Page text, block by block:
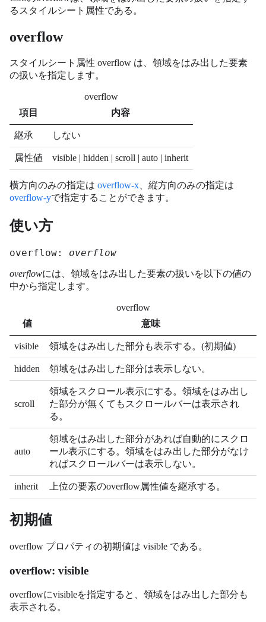
るスタイルシート属性である。
overflow
スタイルシート属性 overflow は、領域をはみ出した要素
の扱いを指定します。
overflow
項目
内容
継承 しない
属性値 visible | hidden | scroll | auto | inherit
横方向のみの指定は overflow-x 、縦方向のみの指定は
overflow-yで指定することができます。
使い方
overflow: overflow
overflowには、領域をはみ出した要素の扱いを以下の値の
中から指定します。
overflow
値
意味
visible 領域をはみ出した部分も表示する。(初期値)
hidden 領域をはみ出した部分は表示しない。
scroll
領域をスクロール表示にする。領域をはみ出し
た部分が無くてもスクロールバーは表示され
る。
auto
領域をはみ出した部分があれば自動的にスクロ
ール表示にする。領域をはみ出した部分がなけ
ればスクロールバーは表示しない。
inherit 上位の要素のoverflow属性値を継承する。
初期値
overflow プロパティの初期値は visible である。
overflow: visible
overflowにvisibleを指定すると、領域をはみ出した部分も
表示される。